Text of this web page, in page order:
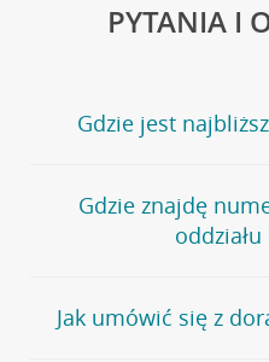
PYTANIA I
Gdzie jest
Jeśli szukasz oddziału
stronęPlacówki i bankomaty,
wygodna wyszukiwarka.
oddziałów
Gdzie znajdę
Bank Credit Agricole nie
telefonu do placówki
Jak umówić się z